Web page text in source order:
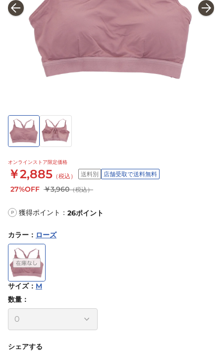
オンラインストア限定価格
￥2,885 （税込） 送料別 店舗受取で送料無料
27%OFF ￥3,960（税込）
P 獲得ポイント： 26ポイント
カラー ： ローズ
サイズ： M
数量：
シェアする